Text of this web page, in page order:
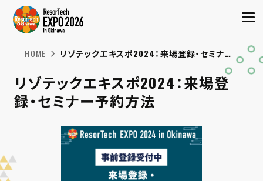
HOME リゾテックエキスポ2024：来場登録・セミナー予約方法
リゾテックエキスポ2024：来場登
録・セミナー予約方法